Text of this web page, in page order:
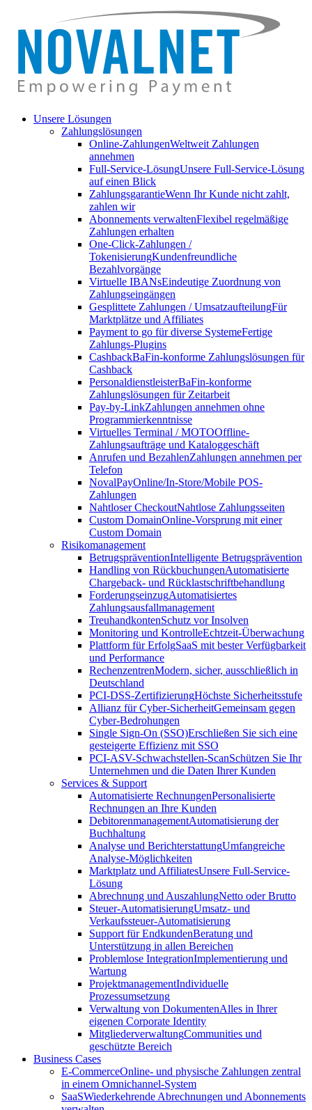
Unsere Lösungen
Zahlungslösungen
Online-ZahlungenWeltweit Zahlungen
annehmen
Full-Service-LösungUnsere Full-Service-Lösung
auf einen Blick
ZahlungsgarantieWenn Ihr Kunde nicht zahlt,
zahlen wir
Abonnements verwaltenFlexibel regelmäßige
Zahlungen erhalten
One-Click-Zahlungen /
TokenisierungKundenfreundliche
Bezahlvorgänge
Virtuelle IBANsEindeutige Zuordnung von
Zahlungseingängen
Gesplittete Zahlungen / UmsatzaufteilungFür
Marktplätze und Affiliates
Payment to go für diverse SystemeFertige
Zahlungs-Plugins
CashbackBaFin-konforme Zahlungslösungen für
Cashback
PersonaldienstleisterBaFin-konforme
Zahlungslösungen für Zeitarbeit
Pay-by-LinkZahlungen annehmen ohne
Programmierkenntnisse
Virtuelles Terminal / MOTOOffline-
Zahlungsaufträge und Kataloggeschäft
Anrufen und BezahlenZahlungen annehmen per
Telefon
NovalPayOnline/In-Store/Mobile POS-
Zahlungen
Nahtloser CheckoutNahtlose Zahlungsseiten
Custom DomainOnline-Vorsprung mit einer
Custom Domain
Risikomanagement
BetrugspräventionIntelligente Betrugsprävention
Handling von RückbuchungenAutomatisierte
Chargeback- und Rücklastschriftbehandlung
ForderungseinzugAutomatisiertes
Zahlungsausfallmanagement
TreuhandkontenSchutz vor Insolven
Monitoring und KontrolleEchtzeit-Überwachung
Plattform für ErfolgSaaS mit bester Verfügbarkeit
und Performance
RechenzentrenModern, sicher, ausschließlich in
Deutschland
PCI-DSS-ZertifizierungHöchste Sicherheitsstufe
Allianz für Cyber-SicherheitGemeinsam gegen
Cyber-Bedrohungen
Single Sign-On (SSO)Erschließen Sie sich eine
gesteigerte Effizienz mit SSO
PCI-ASV-Schwachstellen-ScanSchützen Sie Ihr
Unternehmen und die Daten Ihrer Kunden
Services & Support
Automatisierte RechnungenPersonalisierte
Rechnungen an Ihre Kunden
DebitorenmanagementAutomatisierung der
Buchhaltung
Analyse und BerichterstattungUmfangreiche
Analyse-Möglichkeiten
Marktplatz und AffiliatesUnsere Full-Service-
Lösung
Abrechnung und AuszahlungNetto oder Brutto
Steuer-AutomatisierungUmsatz- und
Verkaufssteuer-Automatisierung
Support für EndkundenBeratung und
Unterstützung in allen Bereichen
Problemlose IntegrationImplementierung und
Wartung
ProjektmanagementIndividuelle
Prozessumsetzung
Verwaltung von DokumentenAlles in Ihrer
eigenen Corporate Identity
MitgliederverwaltungCommunities und
geschützte Bereich
Business Cases
E-CommerceOnline- und physische Zahlungen zentral
in einem Omnichannel-System
SaaSWiederkehrende Abrechnungen und Abonnements